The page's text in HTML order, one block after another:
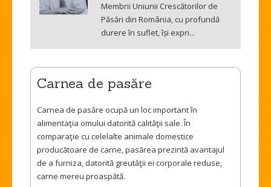
Membrii Uniunii Crescătorilor de
Păsări din România, cu profundă
durere în suflet, își expri...
Carnea de pasăre
Carnea de pasăre ocupă un loc important în
alimentaţia omului datorită calităţii sale. În
comparaţie cu celelalte animale domestice
producătoare de carne, pasărea prezintă avantajul
de a furniza, datorită greutăţii ei corporale reduse,
carne mereu proaspătă.